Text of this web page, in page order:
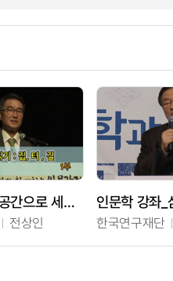
인문학 강좌_공간으로 세상 읽기: 집, 터, 길
전상인 한국연구재단